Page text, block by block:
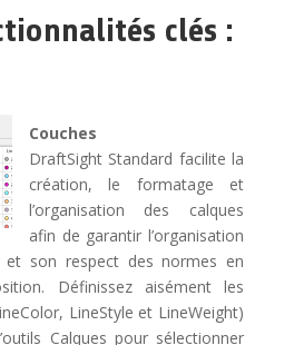
clés :
Couches
DraftSight Standard facilite la
création, le formatage et
l’organisation des calques
afin de garantir l’organisation
et son respect des normes en
Définissez aisément les
LineStyle et LineWeight)
Calques pour sélectionner